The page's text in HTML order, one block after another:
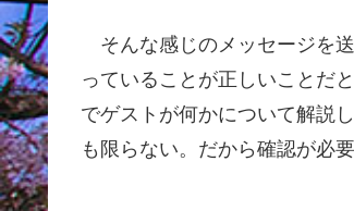
そんな感じのメッセージを
っていることが正しいことだ
でゲストが何かについて解説
も限らない。だから確認が必要